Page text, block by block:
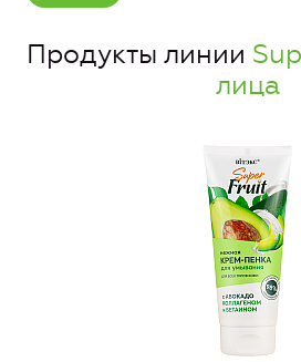
Продукты линии
лица